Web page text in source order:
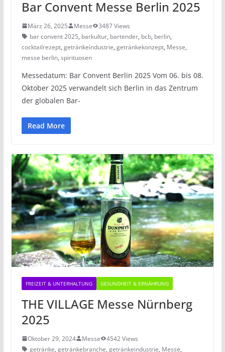
Bar Convent Messe Berlin 2025
März 26, 2025 Messe
3487 Views
bar convent 2025, barkultur, bartender, bcb, berlin,
cocktailrezept, getränkeindustrie, getränkekonzept, Messe,
messe berlin, spirituosen
Messedatum: Bar Convent Berlin 2025 Vom 06. bis 08.
Oktober 2025 verwandelt sich Berlin in das Zentrum
der globalen Bar-
Read More
FREIZEIT & UNTERHALTUNG GESUNDHEIT & ERNÄHRUNG
THE VILLAGE Messe Nürnberg
2025
Oktober 29, 2024 Messe
4542 Views
getränke, getränkebranche, getränkeindustrie, Messe,